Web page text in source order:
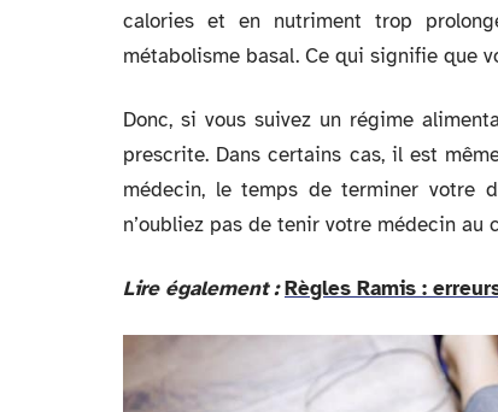
calories et en nutriment trop
métabolisme basal. Ce qui signifie que
Donc, si vous suivez un régime
prescrite. Dans certains cas, il est
médecin, le temps de terminer votre
n’oubliez pas de tenir votre médecin
Lire également : Règles Ramis :